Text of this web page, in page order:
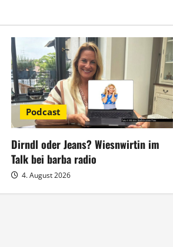
Podcast
Dirndl oder Jeans? Wiesnwirtin im
Talk bei barba radio
4. August 2026